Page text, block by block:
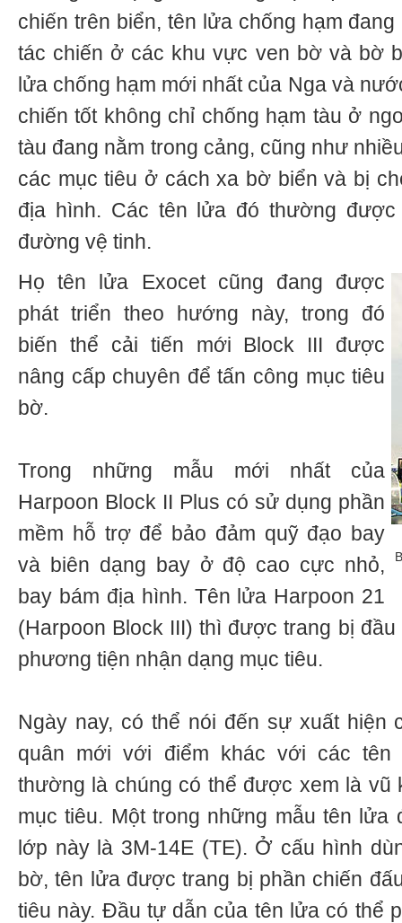
chiến trên biển, tên lửa chống hạm
tác chiến ở các khu vực ven bờ và bờ
lửa chống hạm mới nhất của Nga và
chiến tốt không chỉ chống hạm tàu ở
tàu đang nằm trong cảng, cũng như
các mục tiêu ở cách xa bờ biển và bị
địa hình. Các tên lửa đó thường
đường vệ tinh.
Họ tên lửa Exocet cũng đang được
phát triển theo hướng này, trong đó
biến thể cải tiến mới Block III được
nâng cấp chuyên để tấn công mục tiêu
bờ.
Trong những mẫu mới nhất của
Harpoon Block II Plus có sử dụng phần
mềm hỗ trợ để bảo đảm quỹ đạo bay
và biên dạng bay ở độ cao cực nhỏ,
bay bám địa hình. Tên lửa Harpoon 21
(Harpoon Block III) thì được trang bị
phương tiện nhận dạng mục tiêu.
Ngày nay, có thể nói đến sự xuất hiện
quân mới với điểm khác với các tên
thường là chúng có thể được xem là vũ
mục tiêu. Một trong những mẫu tên lửa
lớp này là 3M-14E (TE). Ở cấu hình
bờ, tên lửa được trang bị phần chiến
tiêu này. Đầu tự dẫn của tên lửa có thể